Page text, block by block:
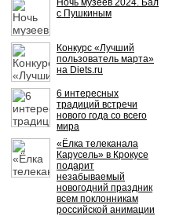
Ночь музеев 2024. Бал
с Пушкиным
Конкурс «Лучший
пользователь марта»
на Diets.ru
6 интересных
традиций встречи
нового года со всего
мира
«Ёлка телеканала
Карусель» в Крокусе
подарит
незабываемый
новогодний праздник
всем поклонникам
российской анимации